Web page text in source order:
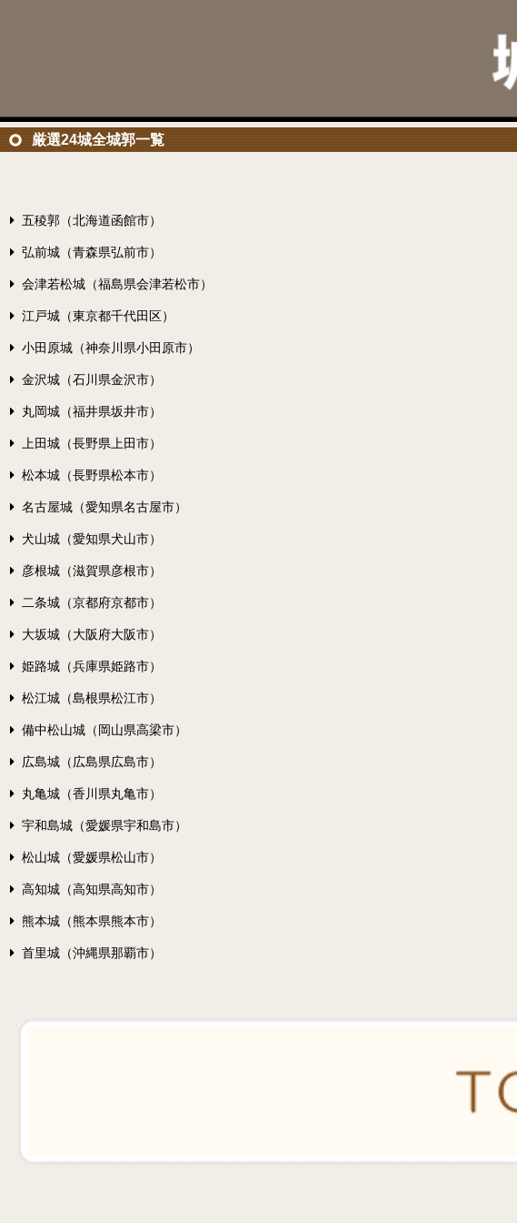
厳選24城全城郭一覧
五稜郭（北海道函館市）
弘前城（青森県弘前市）
会津若松城（福島県会津若松市）
江戸城（東京都千代田区）
小田原城（神奈川県小田原市）
金沢城（石川県金沢市）
丸岡城（福井県坂井市）
上田城（長野県上田市）
松本城（長野県松本市）
名古屋城（愛知県名古屋市）
犬山城（愛知県犬山市）
彦根城（滋賀県彦根市）
二条城（京都府京都市）
大坂城（大阪府大阪市）
姫路城（兵庫県姫路市）
松江城（島根県松江市）
備中松山城（岡山県高梁市）
広島城（広島県広島市）
丸亀城（香川県丸亀市）
宇和島城（愛媛県宇和島市）
松山城（愛媛県松山市）
高知城（高知県高知市）
熊本城（熊本県熊本市）
首里城（沖縄県那覇市）